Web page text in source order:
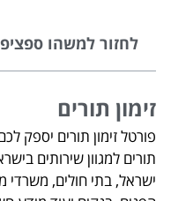
לחזור למשהו
זימון תורים
פורטל זימון תורים יספק
תורים למגוון שירותים
ישראל, בתי חולים,